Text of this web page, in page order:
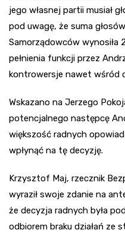
jego własnej partii musiał
pod uwagę, że suma
Samorządowców wynosiła
pełnienia funkcji przez
kontrowersje nawet wśród
Wskazano na Jerzego
potencjalnego następcę
większość radnych
wpłynąć na tę decyzję.
Krzysztof Maj, rzecznik
wyraził swoje zdanie na
że decyzja radnych była
odbiorem braku działań ze